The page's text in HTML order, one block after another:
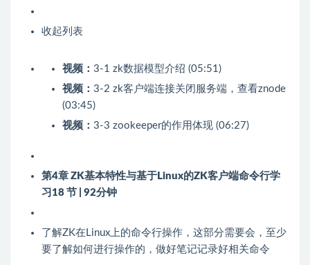
收起列表
视频： 3-1 zk数据模型介绍 (05:51)
视频： 3-2 zk客户端连接关闭服务端，查看znode
(03:45)
视频： 3-3 zookeeper的作用体现 (06:27)
第4章 ZK基本特性与基于Linux的ZK客户端命令行学
习 18 节 | 92分钟
了解ZK在Linux上的命令行操作，这部分需要会，至少
要了解如何进行操作的，做好笔记记录好相关命令